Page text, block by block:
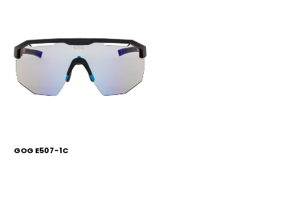
GOG E507-1C